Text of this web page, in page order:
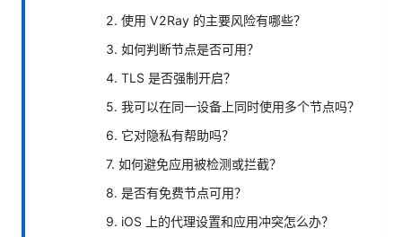
2. 使用 V2Ray 的主要风险有哪些？
3. 如何判断节点是否可用？
4. TLS 是否强制开启？
5. 我可以在同一设备上同时使用多个节点吗？
6. 它对隐私有帮助吗？
7. 如何避免应用被检测或拦截？
8. 是否有免费节点可用？
9. iOS 上的代理设置和应用冲突怎么办？